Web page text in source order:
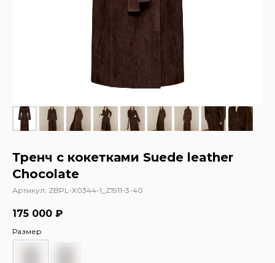
Тренч с кокетками Suede leather
Chocolate
Артикул: ZBPL-X0344-1_Z1911-3-40
175 000 ₽
Размер